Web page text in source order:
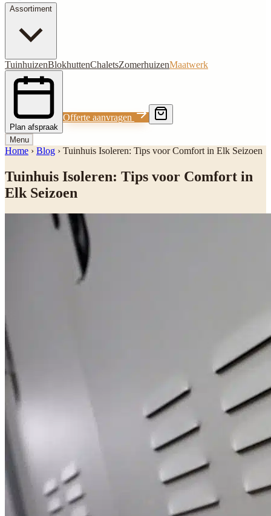
Assortiment
TuinhuizenBlokhuttenChaletsZomerhuizenMaatwerk
Plan afspraak
Offerte aanvragen
Menu
Home › Blog › Tuinhuis Isoleren: Tips voor Comfort in Elk Seizoen
Tuinhuis Isoleren: Tips voor Comfort in
Elk Seizoen